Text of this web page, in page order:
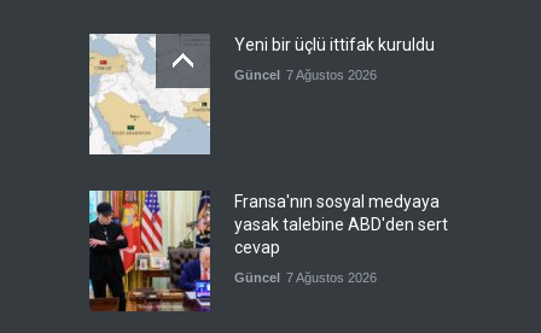
Yeni bir üçlü ittifak kuruldu
Güncel 7 Ağustos 2026
Fransa'nın sosyal medyaya
yasak talebine ABD'den sert
cevap
Güncel 7 Ağustos 2026